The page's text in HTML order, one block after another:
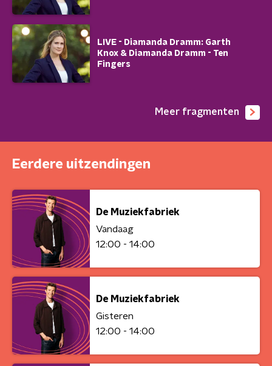
LIVE - Diamanda Dramm: Garth
Knox & Diamanda Dramm - Ten
Fingers
Meer fragmenten
Eerdere uitzendingen
De Muziekfabriek
Vandaag
12:00 - 14:00
De Muziekfabriek
Gisteren
12:00 - 14:00